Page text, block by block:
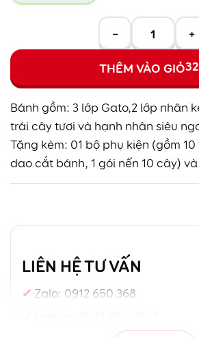
−
+
THÊM VÀO GIỎ
Bánh gồm: 3 lớp Gato,2 lớp nhân
trái cây tươi và hạnh nhân siêu
Tặng kèm: 01 bộ phụ kiện (gồm
dao cắt bánh, 1 gói nến 10 cây)
LIÊN HỆ TƯ VẤN
Zalo: 0912 650 368